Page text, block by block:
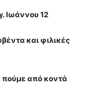
. Ιωάννου 12
και φιλικές
πούμε από κοντά